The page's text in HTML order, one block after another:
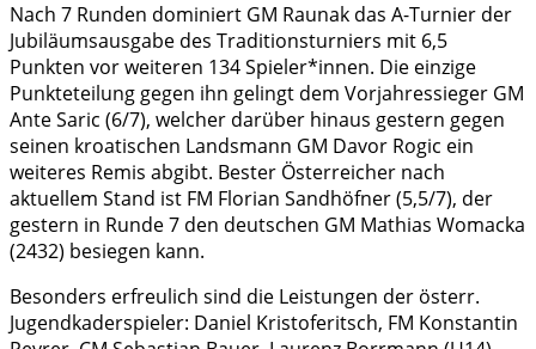
Nach 7 Runden dominiert GM Raunak das A-Turnier der
Jubiläumsausgabe des Traditionsturniers mit 6,5
Punkten vor weiteren 134 Spieler*innen. Die einzige
Punkteteilung gegen ihn gelingt dem Vorjahressieger GM
Ante Saric (6/7), welcher darüber hinaus gestern gegen
seinen kroatischen Landsmann GM Davor Rogic ein
weiteres Remis abgibt. Bester Österreicher nach
aktuellem Stand ist FM Florian Sandhöfner (5,5/7), der
gestern in Runde 7 den deutschen GM Mathias Womacka
(2432) besiegen kann.
Besonders erfreulich sind die Leistungen der österr.
Jugendkaderspieler: Daniel Kristoferitsch, FM Konstantin